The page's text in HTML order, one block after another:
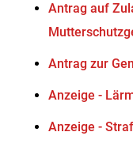
Antrag auf
Antrag zur
Anzeige -
Anzeige -